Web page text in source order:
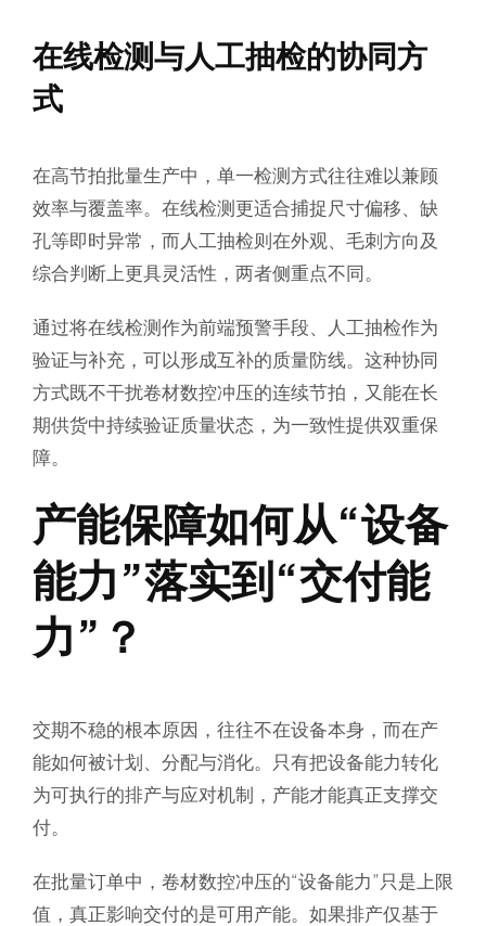
在线检测与人工抽检的协同方
式
在高节拍批量生产中，单一检测方式往往难以兼顾
效率与覆盖率。在线检测更适合捕捉尺寸偏移、缺
孔等即时异常，而人工抽检则在外观、毛刺方向及
综合判断上更具灵活性，两者侧重点不同。
通过将在线检测作为前端预警手段、人工抽检作为
验证与补充，可以形成互补的质量防线。这种协同
方式既不干扰卷材数控冲压的连续节拍，又能在长
期供货中持续验证质量状态，为一致性提供双重保
障。
产能保障如何从“设备
能力”落实到“交付能
力”？
交期不稳的根本原因，往往不在设备本身，而在产
能如何被计划、分配与消化。只有把设备能力转化
为可执行的排产与应对机制，产能才能真正支撑交
付。
在批量订单中，卷材数控冲压的“设备能力”只是上限
值，真正影响交付的是可用产能。如果排产仅基于